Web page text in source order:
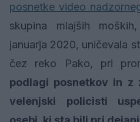
posnetke video
skupina mlajših
januarja 2020, uničevala
čez reko Pako, pri
podlagi posnetkov in z
velenjski policisti